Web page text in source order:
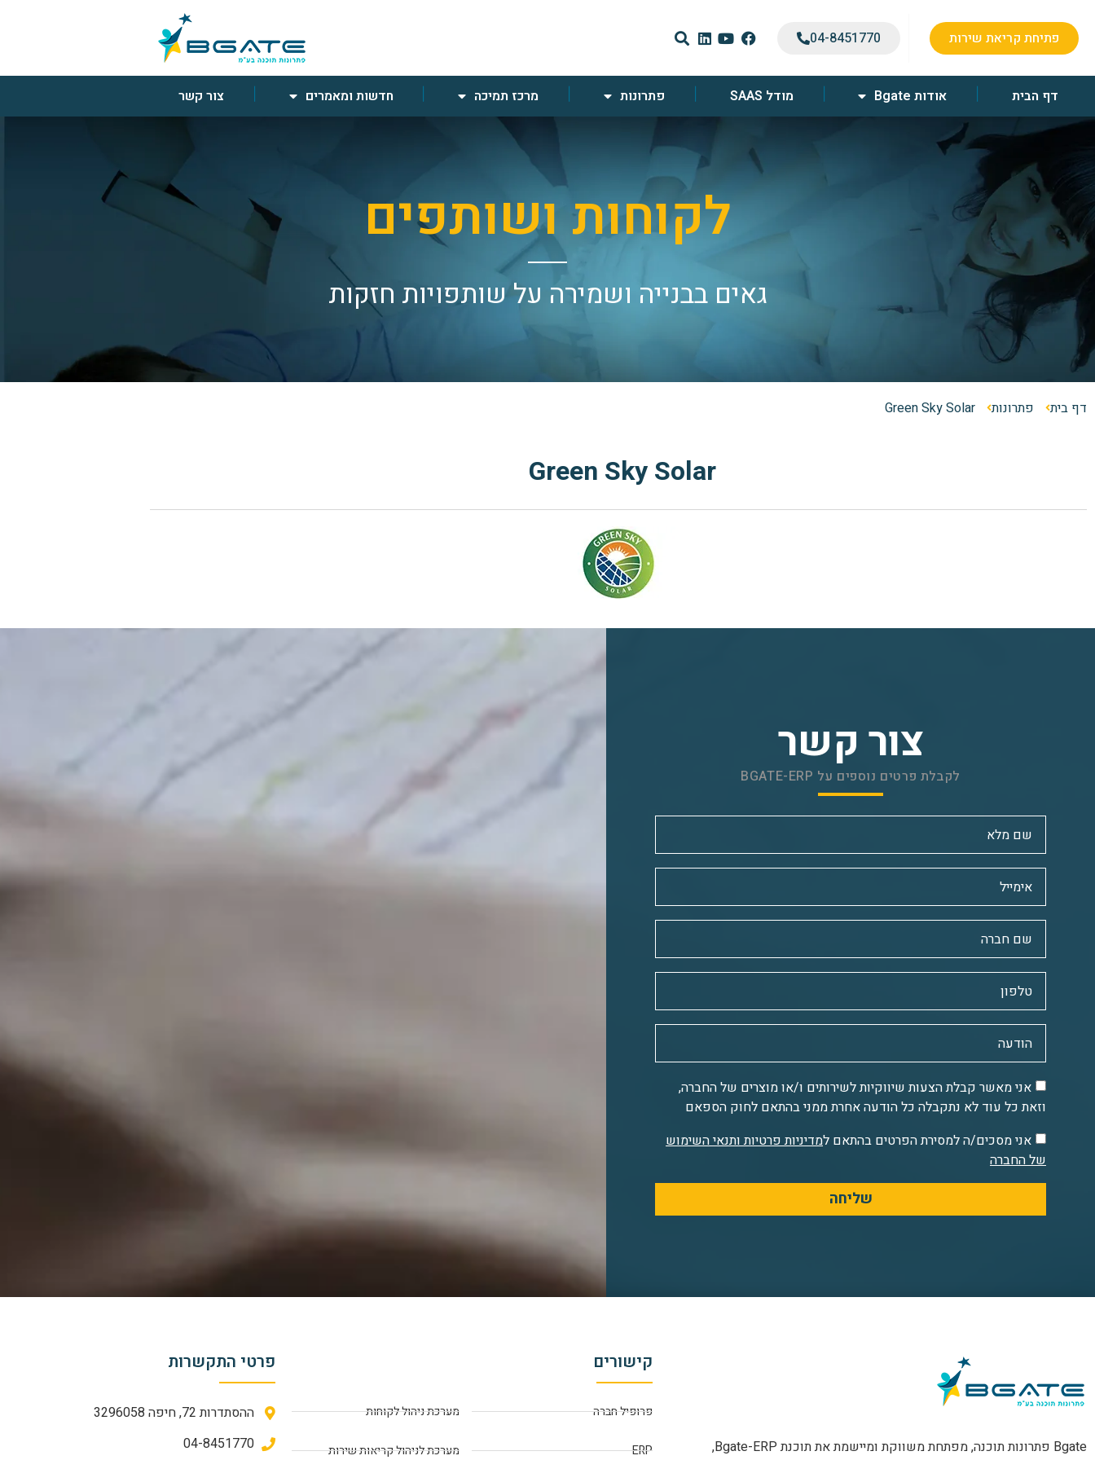
פתיחת קריאת שירות 04-8451770
דף הבית אודות Bgate מודל SAAS פתרונות מרכז תמיכה חדשות ומאמרים צור קשר
לקוחות ושותפים
גאים בבנייה ושמירה על שותפויות חזקות
דף בית פתרונות Green Sky Solar
Green Sky Solar
צור קשר
לקבלת פרטים נוספים על BGATE-ERP
אני מאשר קבלת הצעות שיווקיות לשירותים ו/או מוצרים של החברה,
וזאת כל עוד לא נתקבלה כל הודעה אחרת ממני בהתאם לחוק הספאם
אני מסכים/ה למסירת הפרטים בהתאם למדיניות פרטיות ותנאי השימוש
של החברה
שליחה
Bgate פתרונות תוכנה, מפתחת משווקת ומיישמת את תוכנת Bgate-ERP,
קישורים
פרופיל חברה
ERP
מערכת ניהול לקוחות
מערכת לניהול קריאות שירות
פרטי התקשרות
ההסתדרות 72, חיפה 3296058
04-8451770